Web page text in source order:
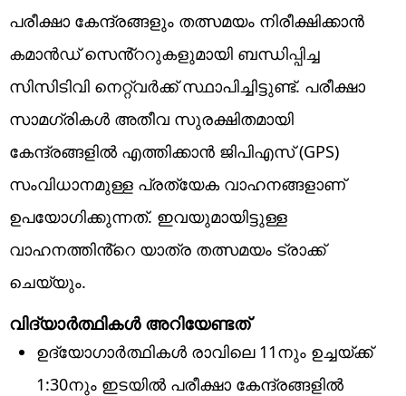
പരീക്ഷാ കേന്ദ്രങ്ങളും തത്സമയം നിരീക്ഷിക്കാൻ
കമാൻഡ് സെൻ്ററുകളുമായി ബന്ധിപ്പിച്ച
സിസിടിവി നെറ്റ്‌വർക്ക് സ്ഥാപിച്ചിട്ടുണ്ട്. പരീക്ഷാ
സാമഗ്രികൾ അതീവ സുരക്ഷിതമായി
കേന്ദ്രങ്ങളിൽ എത്തിക്കാൻ ജിപിഎസ് (GPS)
സംവിധാനമുള്ള പ്രത്യേക വാഹനങ്ങളാണ്
ഉപയോഗിക്കുന്നത്. ഇവയുമായിട്ടുള്ള
വാഹനത്തിൻ്റെ യാത്ര തത്സമയം ട്രാക്ക്
ചെയ്യും.
വിദ്യാർത്ഥികൾ അറിയേണ്ടത്
ഉദ്യോഗാർത്ഥികൾ രാവിലെ 11നും ഉച്ചയ്ക്ക്
1:30നും ഇടയിൽ പരീക്ഷാ കേന്ദ്രങ്ങളിൽ